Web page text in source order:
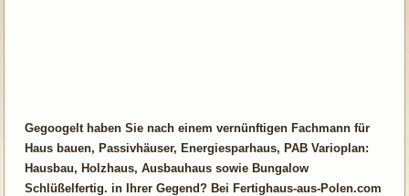
Gegoogelt haben Sie nach einem vernünftigen Fachmann für
Haus bauen, Passivhäuser, Energiesparhaus, PAB Varioplan:
Hausbau, Holzhaus, Ausbauhaus sowie Bungalow
Schlüßelfertig. in Ihrer Gegend? Bei Fertighaus-aus-Polen.com